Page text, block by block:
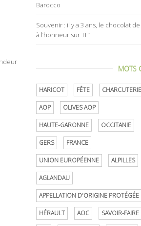
Barocco
Souvenir : il y a 3 ans, le chocolat
à l’honneur sur TF1
MOTS
HARICOT FÊTE CHARCUTERIE
AOP OLIVES AOP
HAUTE-GARONNE OCCITANIE
GERS FRANCE
UNION EUROPÉENNE ALPILLES
AGLANDAU
APPELLATION D'ORIGINE PROTÉGÉE
HÉRAULT AOC SAVOIR-FAIRE